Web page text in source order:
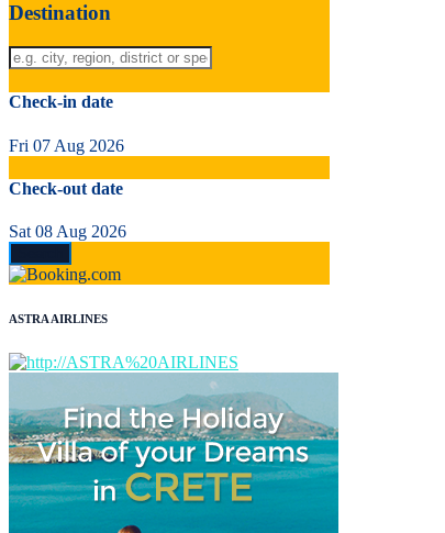
Destination
Check-in date
Fri 07 Aug 2026
Check-out date
Sat 08 Aug 2026
ASTRA AIRLINES